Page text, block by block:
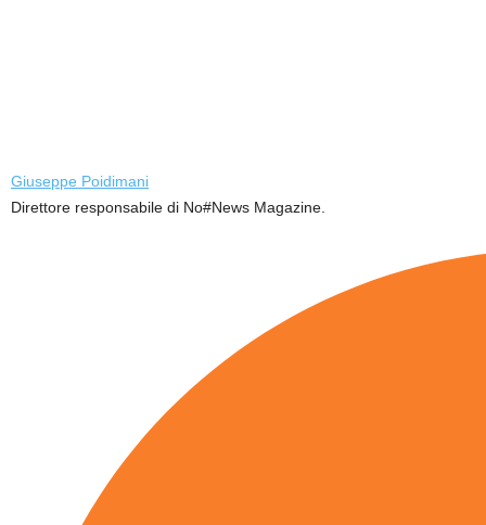
Giuseppe Poidimani
Direttore responsabile di No#News Magazine.